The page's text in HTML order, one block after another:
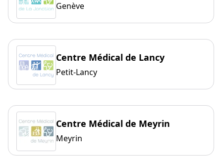
Genève
Centre Médical de Lancy
Petit-Lancy
Centre Médical de Meyrin
Meyrin